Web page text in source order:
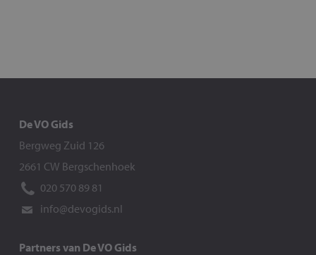
De VO Gids
Bergweg Zuid 126
2661 CW Bergschenhoek
020 570 89 81
info@devogids.nl
Partners van De VO Gids